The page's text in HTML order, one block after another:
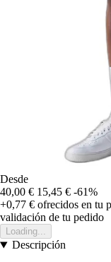
Desde
40,00 € 15,45 € -61%
+0,77 € ofrecidos en tu
validación de tu pedido
Loading...
Descripción